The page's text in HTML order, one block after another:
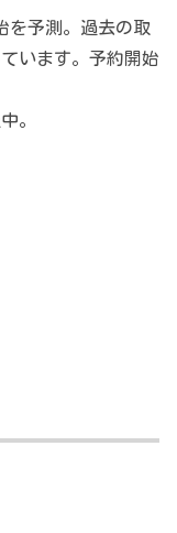
を予測。過去の取
います。予約開始
。